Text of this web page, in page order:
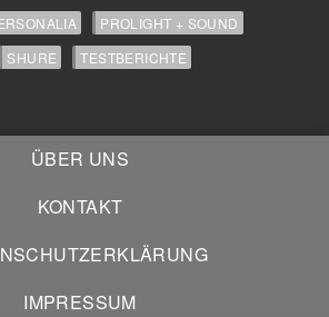
PROLIGHT + SOUND
SHURE TESTBERICHTE
ÜBER UNS
KONTAKT
IMPRESSUM